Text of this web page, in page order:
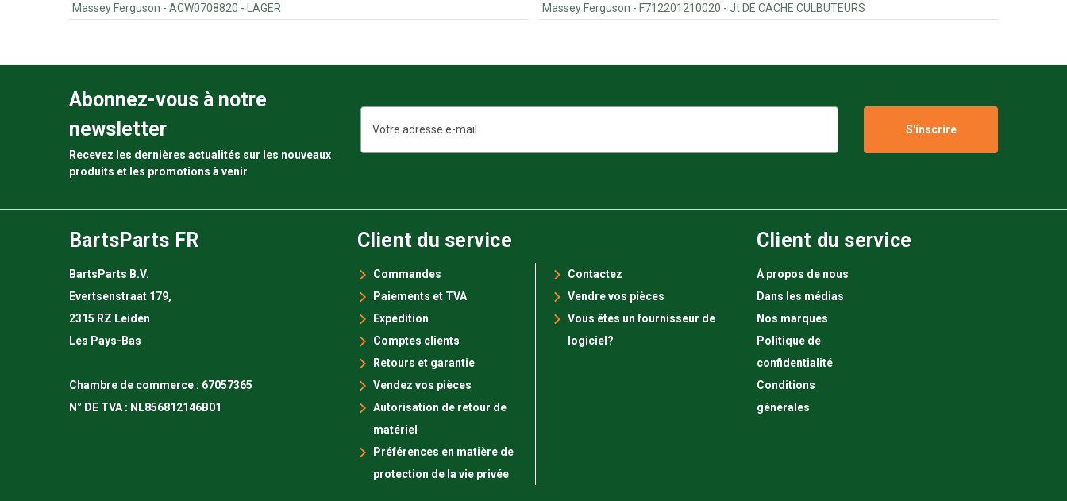
Massey Ferguson - ACW0708820 - LAGER
Massey Ferguson - F712201210020 - Jt DE CACHE CULBUTEURS
Abonnez-vous à notre
newsletter
Recevez les dernières actualités sur les nouveaux
produits et les promotions à venir
Client du service
Commandes
Paiements et TVA
Expédition
Comptes clients
Retours et garantie
Vendez vos pièces
Autorisation de retour de
matériel
Préférences en matière de
protection de la vie privée
Contactez
Vendre vos pièces
Vous êtes un fournisseur de
logiciel?
Client du service
À propos de nous
Dans les médias
Nos marques
Politique de
confidentialité
Conditions
générales
BartsParts FR
BartsParts B.V.
Evertsenstraat 179,
2315 RZ Leiden
Les Pays-Bas
Chambre de commerce : 67057365
N° DE TVA : NL856812146B01